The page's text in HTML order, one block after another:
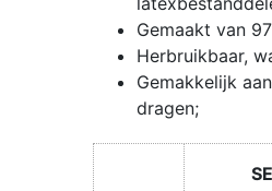
Gemaakt van
Herbruikbaar,
Gemakkelijk
dragen;